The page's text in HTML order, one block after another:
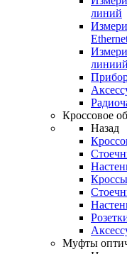
линий
линиий
Кроссовое
Назад
Муфты